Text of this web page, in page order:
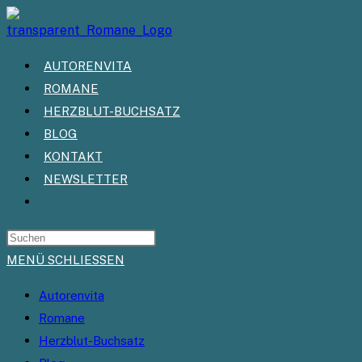
Zum
Inhalt
springenAUTORENVITA
ROMANE
HERZBLUT-BUCHSATZ
BLOG
KONTAKT
NEWSLETTER
UMSCHALTEN
MENÜ SCHLIESSEN
Autorenvita
Romane
Herzblut-Buchsatz